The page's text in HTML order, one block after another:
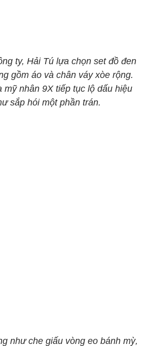
ty, Hải Tú lựa chọn set đồ đen
gồm áo và chân váy xòe rộng.
mỹ nhân 9X tiếp tục lộ dấu hiệu
sắp hói một phần trán.
như che giấu vòng eo bánh mỳ,